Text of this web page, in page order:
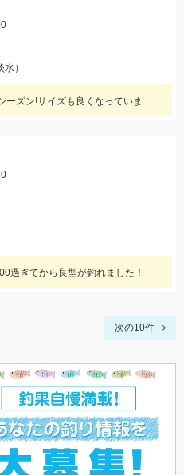
）
5月6月はテナガエビのハイシーズン!サイズも良くなっています!エサは石ゴカイで、小さく切ると針掛かりアップします!
過ぎてから良型が釣れました！
次の10件